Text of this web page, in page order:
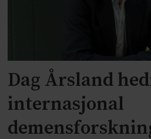
Dag Årsland
internasjonal